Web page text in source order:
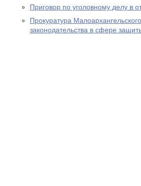
Приговор по уголовному делу в
Прокуратура
законодательства в сфере